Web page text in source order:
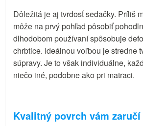
Dôležitá je aj tvrdosť sedačky. Príliš
môže na prvý pohľad pôsobiť
dlhodobom používaní spôsobuje
chrbtice. Ideálnou voľbou je stredne
súpravy. Je to však individuálne,
niečo iné, podobne ako pri matraci.
Kvalitný povrch vám